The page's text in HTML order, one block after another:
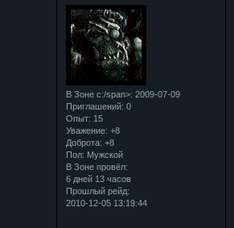
В Зоне с:/span>: 2009-07-09
Приглашений: 0
Опыт: 15
Уважение: +8
Доброта: +8
Пол: Мужской
В Зоне провёл:
6 дней 13 часов
Прошлый рейд:
2010-12-05 13:19:44